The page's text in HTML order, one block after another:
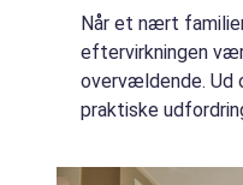
Når et nært
eftervirkningen
overvældende. Ud
praktiske